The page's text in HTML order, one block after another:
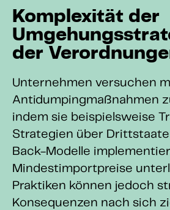
Komplexität der
der
Unternehmen versuchen
Antidumpingmaßnahmen
indem sie beispielsweise
Strategien über
Back-Modelle
Mindestimportpreise
Praktiken können jedoch
Konsequenzen nach sich